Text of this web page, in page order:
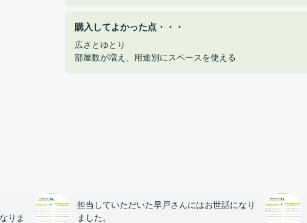
購入してよかった点・・・
広さとゆとり
部屋数が増え、用途別にスペースを使える
りま
担当していただいた早戸さんにはお世話になり
ました。